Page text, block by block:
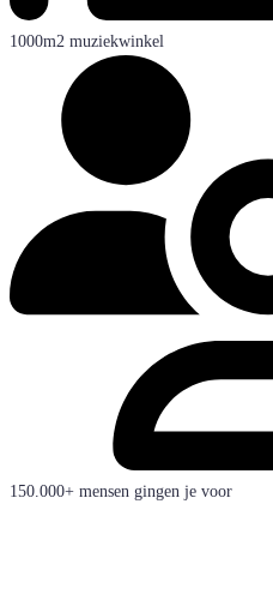
1000m2 muziekwinkel
150.000+ mensen gingen je voor